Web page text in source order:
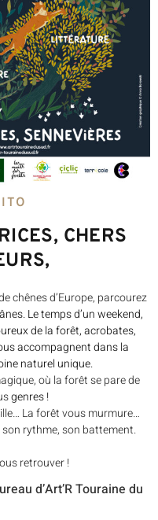
CHERS
chênes d’Europe, parcourez
Le temps d’un weekend,
de la forêt, acrobates,
accompagnent dansla
naturel unique.
où la forêt se pare de
genres !
La forêt vous murmure…
rythme, son battement.
retrouver !
d’Art’R Touraine du